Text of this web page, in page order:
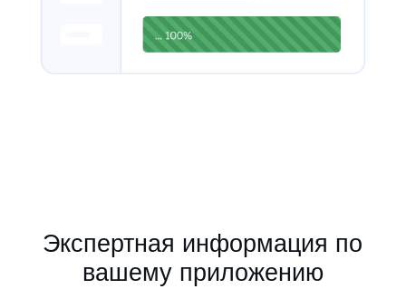
Экспертная информация по
вашему приложению